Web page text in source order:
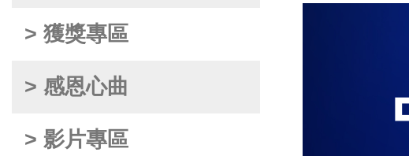
> 獲獎專區
> 感恩心曲
> 影片專區